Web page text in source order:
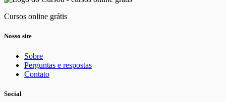
Cursos online grátis
Nosso site
Sobre
Perguntas e respostas
Contato
Social